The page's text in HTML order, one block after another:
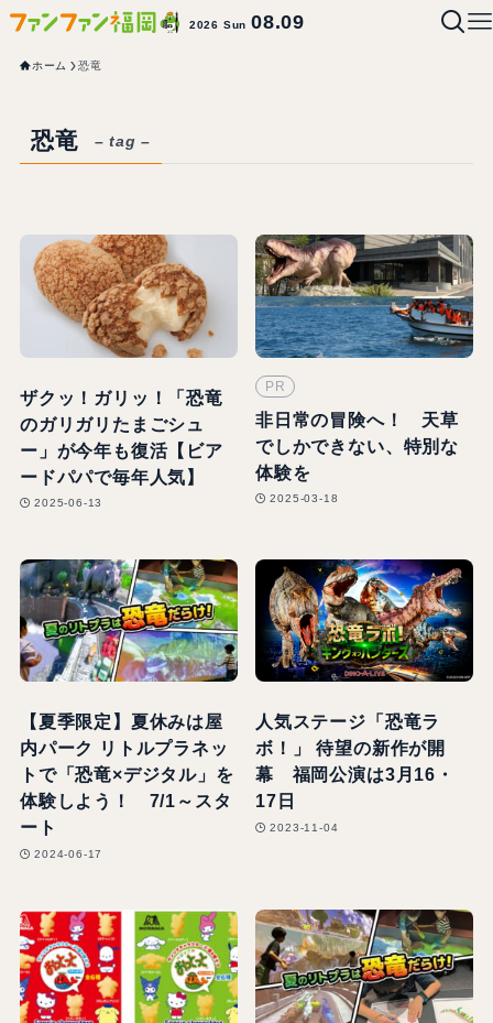
2026 Sun08.09
ホーム 恐竜
恐竜 – tag –
ザクッ！ガリッ！「恐竜
のガリガリたまごシュ
ー」が今年も復活【ビア
ードパパで毎年人気】
2025-06-13
PR
非日常の冒険へ！ 天草
でしかできない、特別な
体験を
2025-03-18
【夏季限定】夏休みは屋
内パーク リトルプラネッ
トで「恐竜×デジタル」を
体験しよう！ 7/1～スタ
ート
2024-06-17
人気ステージ「恐竜ラ
ボ！」 待望の新作が開
幕 福岡公演は3月16・
17日
2023-11-04